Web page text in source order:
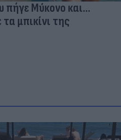
πήγε Μύκονο και...
μπικίνι της